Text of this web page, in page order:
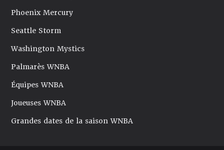
Phoenix Mercury
Seattle Storm
Washington Mystics
Palmarès WNBA
Équipes WNBA
Joueuses WNBA
Grandes dates de la saison WNBA